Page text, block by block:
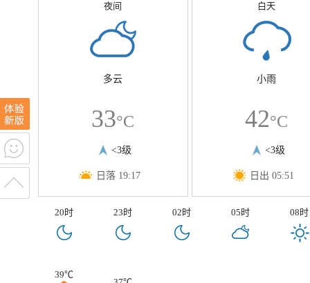
夜间
多云
33°C
<3级
日落 19:17
白天
小雨
42°C
<3级
日出 05:51
20时 23时 02时 05时 08时
39℃